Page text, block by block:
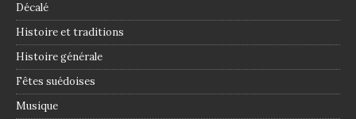
Décalé
Histoire et traditions
Histoire générale
Fêtes suédoises
Musique